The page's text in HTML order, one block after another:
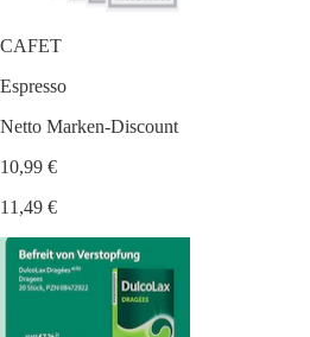
CAFET
Espresso
Netto Marken-Discount
10,99 €
11,49 €